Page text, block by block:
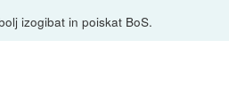
izogibat in poiskat BoS.